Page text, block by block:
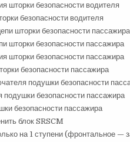
шторки безопасности водителя
безопасности водителя
шторки безопасности пассажира
шторки безопасности пассажира
шторки безопасности пассажира
безопасности пассажира
подушки безопасности
безопасности пассажира
безопасности пассажира
блок SRSCM
на 1 ступени (фронтальное —